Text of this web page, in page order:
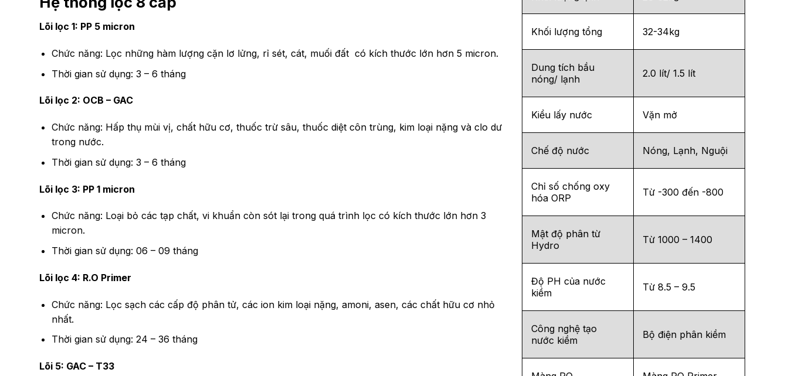
Lõi lọc 1: PP 5 micron
Chức năng: Lọc những hàm lượng cặn lơ lửng, rỉ sét, cát, muối đất có kích thước lớn hơn 5 micron.
Thời gian sử dụng: 3 – 6 tháng
Lõi lọc 2: OCB – GAC
Chức năng: Hấp thụ mùi vị, chất hữu cơ, thuốc trừ sâu, thuốc diệt côn trùng, kim loại nặng và clo dư
trong nước.
Thời gian sử dụng: 3 – 6 tháng
Lõi lọc 3: PP 1 micron
Chức năng: Loại bỏ các tạp chất, vi khuẩn còn sót lại trong quá trình lọc có kích thước lớn hơn 3
micron.
Thời gian sử dụng: 06 – 09 tháng
Lõi lọc 4: R.O Primer
Chức năng: Lọc sạch các cấp độ phân tử, các ion kim loại nặng, amoni, asen, các chất hữu cơ nhỏ
nhất.
Thời gian sử dụng: 24 – 36 tháng
Lõi 5: GAC – T33
Khối lượng tổng 32-34kg
Dung tích bầu
nóng/ lạnh
2.0 lít/ 1.5 lít
Kiểu lấy nước Vặn mở
Chế độ nước Nóng, Lạnh, Nguội
Chỉ số chống oxy
hóa ORP
Từ -300 đến -800
Mật độ phân từ
Hydro
Từ 1000 – 1400
Độ PH của nước
kiềm
Từ 8.5 – 9.5
Công nghệ tạo
nước kiềm
Bộ điện phân kiềm